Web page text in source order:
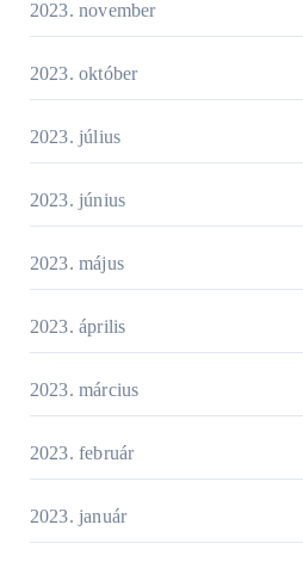
2023. november
2023. október
2023. július
2023. június
2023. május
2023. április
2023. március
2023. február
2023. január